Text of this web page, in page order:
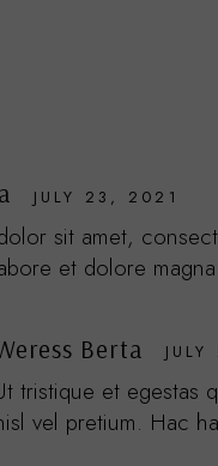
JULY 23, 2021
sit amet,
et dolore
Berta
tristique et egestas
vel pretium. Hac